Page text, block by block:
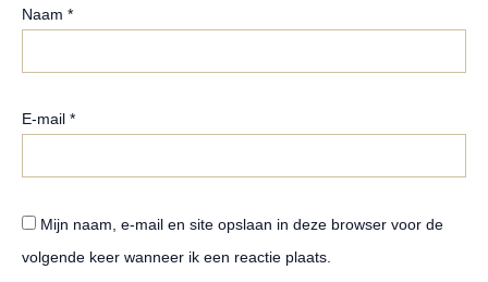
Naam *
E-mail *
Mijn naam, e-mail en site opslaan in deze browser voor de
volgende keer wanneer ik een reactie plaats.